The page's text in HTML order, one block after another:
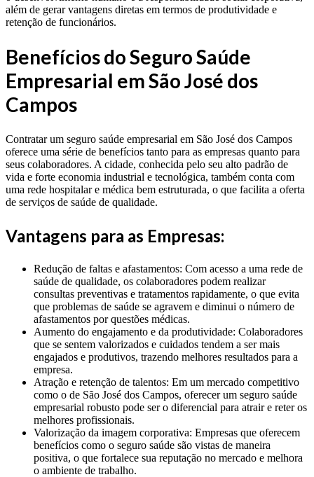
além de gerar vantagens diretas em termos de produtividade e
retenção de funcionários.
Benefícios do Seguro Saúde
Empresarial em São José dos
Campos
Contratar um seguro saúde empresarial em São José dos Campos
oferece uma série de benefícios tanto para as empresas quanto para
seus colaboradores. A cidade, conhecida pelo seu alto padrão de
vida e forte economia industrial e tecnológica, também conta com
uma rede hospitalar e médica bem estruturada, o que facilita a oferta
de serviços de saúde de qualidade.
Vantagens para as Empresas:
Redução de faltas e afastamentos: Com acesso a uma rede de
saúde de qualidade, os colaboradores podem realizar
consultas preventivas e tratamentos rapidamente, o que evita
que problemas de saúde se agravem e diminui o número de
afastamentos por questões médicas.
Aumento do engajamento e da produtividade: Colaboradores
que se sentem valorizados e cuidados tendem a ser mais
engajados e produtivos, trazendo melhores resultados para a
empresa.
Atração e retenção de talentos: Em um mercado competitivo
como o de São José dos Campos, oferecer um seguro saúde
empresarial robusto pode ser o diferencial para atrair e reter os
melhores profissionais.
Valorização da imagem corporativa: Empresas que oferecem
benefícios como o seguro saúde são vistas de maneira
positiva, o que fortalece sua reputação no mercado e melhora
o ambiente de trabalho.